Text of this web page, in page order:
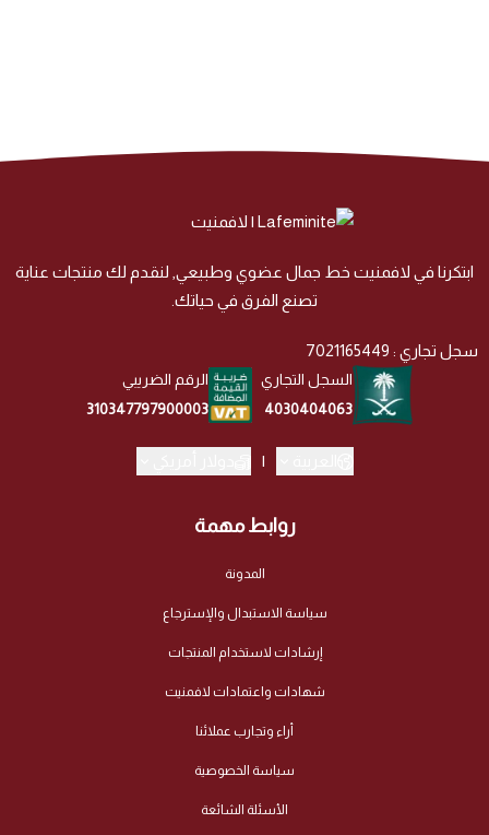
روابط مهمة
المدونة
سياسة الاستبدال والإسترجاع
إرشادات لاستخدام المنتجات
شهادات واعتمادات لافمنيت
أراء وتجارب عملائنا
سياسة الخصوصية
الأسئلة الشائعة
ابتكرنا في لافمنيت خط جمال عضوي وطبيعي, لنقدم لك منتجات عناية
تصنع الفرق في حياتك.
سجل تجاري : 7021165449
السجل التجاري
4030404063
الرقم الضريبي
310347797900003
|